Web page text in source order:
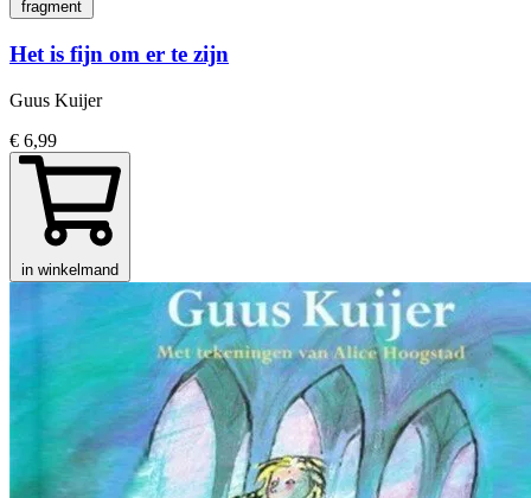
fragment
Het is fijn om er te zijn
Guus Kuijer
€ 6,99
in winkelmand